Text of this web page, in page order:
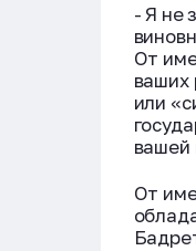
- Я не
От
ваших
или
вашей
От